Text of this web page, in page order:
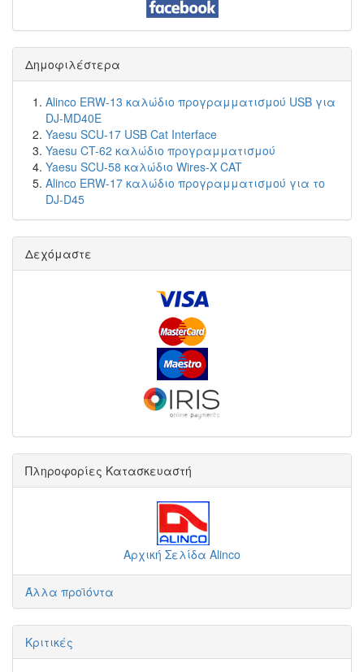
Δημοφιλέστερα
Alinco ERW-13 καλώδιο προγραμματισμού USB για
DJ-MD40E
Yaesu SCU-17 USB Cat Interface
Yaesu CT-62 καλώδιο προγραμματισμού
Yaesu SCU-58 καλώδιο Wires-X CAT
Alinco ERW-17 καλώδιο προγραμματισμού για το
DJ-D45
Δεχόμαστε
Πληροφορίες Κατασκευαστή
Αρχική Σελίδα Alinco
Άλλα προϊόντα
Κριτικές